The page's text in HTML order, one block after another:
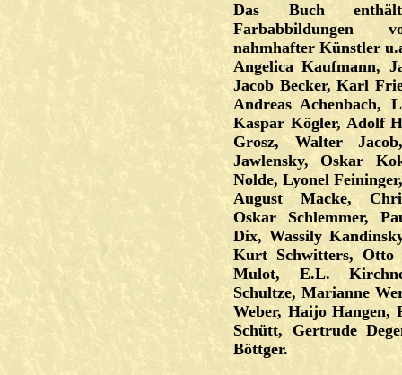
Das Buch
Farbabbildungen
nahmhafter Künstler
Angelica Kaufmann,
Jacob Becker, Karl
Andreas Achenbach,
Kaspar Kögler, Adolf
Grosz, Walter
Jawlensky, Oskar
Nolde, Lyonel
August Macke,
Oskar Schlemmer,
Dix, Wassily
Kurt Schwitters, Otto
Mulot, E.L.
Schultze, Marianne
Weber, Haijo Hangen,
Schütt, Gertrude
Böttger.